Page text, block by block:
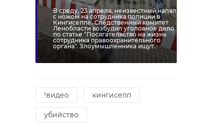
В среду, 23 апреля, неизвестный напал
с ножом на сотрудника полиции в
Кингисеппе. Следственный комитет
Ленобласти возбудил уголовное дело
по статье "Посягательство на жизнь
сотрудника правоохранительного
органа". Злоумышленника ищут.
!видео кингисепп
убийство